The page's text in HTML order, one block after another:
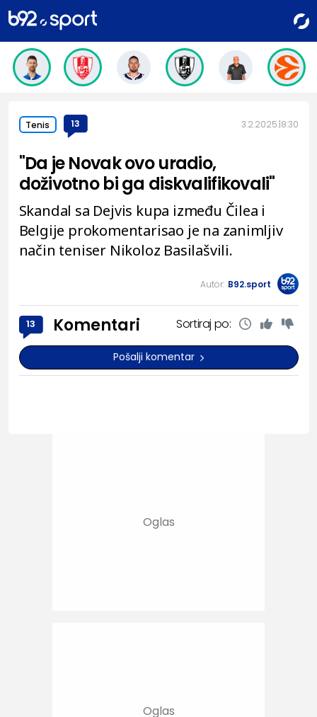
Tenis 13 3.2.2025. 8:30
"Da je Novak ovo uradio,
doživotno bi ga diskvalifikovali"
Skandal sa Dejvis kupa između Čilea i
Belgije prokomentarisao je na zanimljiv
način teniser Nikoloz Basilašvili.
Autor: B92.sport
13 Komentari Sortiraj po:
Pošalji komentar